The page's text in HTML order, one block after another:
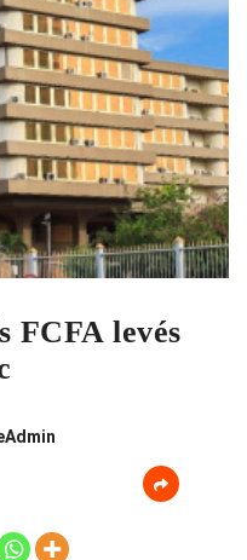
FCFA levés